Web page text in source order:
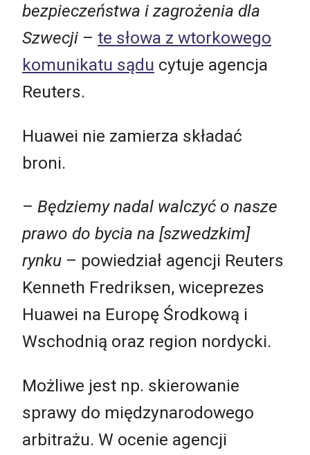
bezpieczeństwa i zagrożenia dla
Szwecji – te słowa z wtorkowego
komunikatu sądu cytuje agencja
Reuters.
Huawei nie zamierza składać
broni.
– Będziemy nadal walczyć o nasze
prawo do bycia na [szwedzkim]
rynku – powiedział agencji Reuters
Kenneth Fredriksen, wiceprezes
Huawei na Europę Środkową i
Wschodnią oraz region nordycki.
Możliwe jest np. skierowanie
sprawy do międzynarodowego
arbitrażu. W ocenie agencji